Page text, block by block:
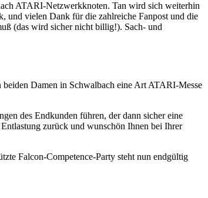
ATARI-Netzwerkknoten. Tan wird sich weiterhin
und vielen Dank für die zahlreiche Fanpost und die
(das wird sicher nicht billig!). Sach- und
Damen in Schwalbach eine Art ATARI-Messe
des Endkunden führen, der dann sicher eine
zurück und wunschön Ihnen bei Ihrer
Falcon-Competence-Party steht nun endgültig